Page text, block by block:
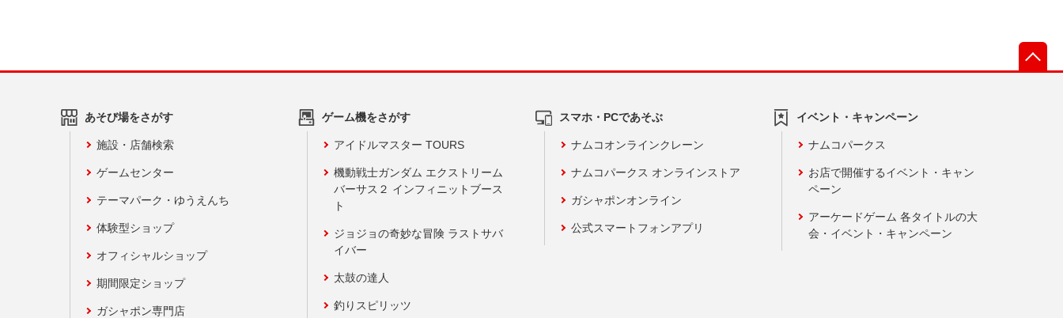
あそび場をさがす
施設・店舗検索
ゲームセンター
テーマパーク・ゆうえんち
体験型ショップ
オフィシャルショップ
期間限定ショップ
ガシャポン専門店
ゲーム機をさがす
アイドルマスター TOURS
機動戦士ガンダム エクストリーム
バーサス２ インフィニットブース
ト
ジョジョの奇妙な冒険 ラストサバ
イバー
太鼓の達人
釣りスピリッツ
スマホ・PCであそぶ
ナムコオンラインクレーン
ナムコパークス オンラインストア
ガシャポンオンライン
公式スマートフォンアプリ
イベント・キャンペーン
ナムコパークス
お店で開催するイベント・キャン
ペーン
アーケードゲーム 各タイトルの大
会・イベント・キャンペーン